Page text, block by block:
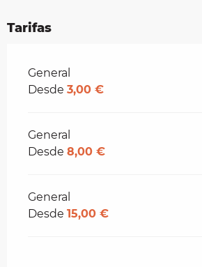
Tarifas
Tarifas 2026
General
Desde 3,00 €
General
Desde 8,00 €
General
Desde 15,00 €